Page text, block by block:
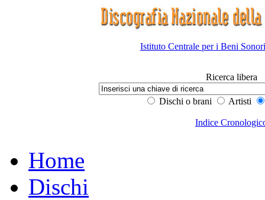
Istituto Centrale per i Beni
Ricerca libera
Dischi o brani Artisti
Indice
Home
Dischi